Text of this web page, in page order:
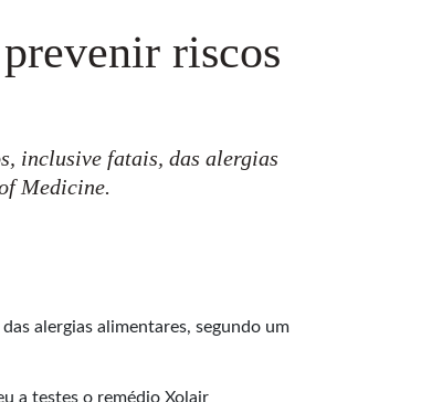
riscos
inclusive fatais, das alergias
Medicine.
alergias alimentares, segundo um
a testes o remédio Xolair